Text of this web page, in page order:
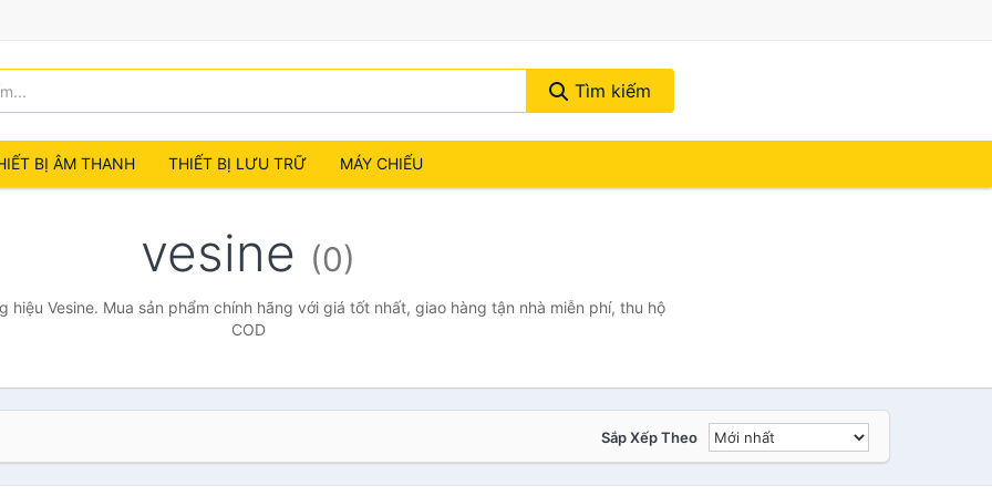
Tìm kiếm
BỊ ÂM THANH THIẾT BỊ LƯU TRỮ MÁY CHIẾU
vesine (0)
hiệu Vesine. Mua sản phẩm chính hãng với giá tốt nhất, giao hàng tận nhà miễn phí, thu hộ
COD
Sắp Xếp Theo